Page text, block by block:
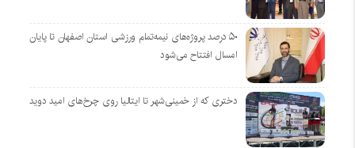
۵۰ درصد پروژه‌های نیمه‌تمام ورزشی استان اصفهان تا پایان
امسال افتتاح می‌شود
دختری که از خمینی‌شهر تا ایتالیا روی چرخ‌های امید دوید